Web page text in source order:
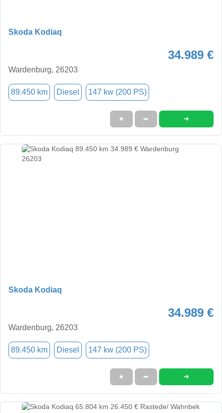
Skoda Kodiaq
34.989 €
Wardenburg, 26203
89.450 km Diesel 147 kw (200 PS)
★ ➦ ➜
Skoda Kodiaq
34.989 €
Wardenburg, 26203
89.450 km Diesel 147 kw (200 PS)
★ ➦ ➜